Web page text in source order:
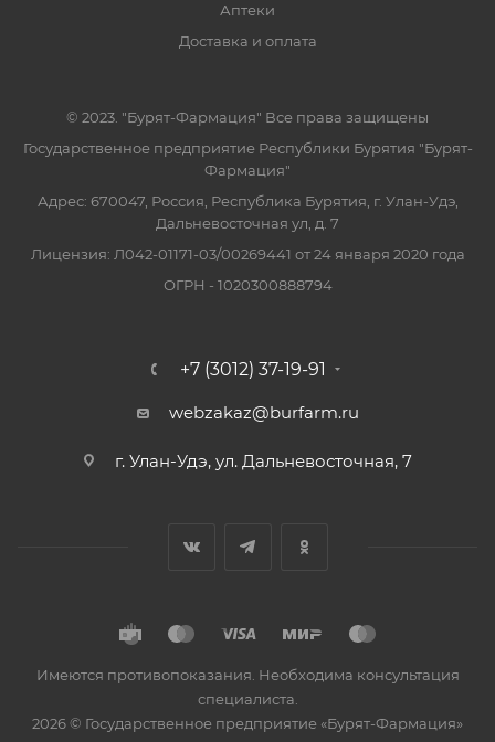
Аптеки
Доставка и оплата
© 2023. "Бурят-Фармация" Все права защищены
Государственное предприятие Республики Бурятия "Бурят-
Фармация"
Адрес: 670047, Россия, Республика Бурятия, г. Улан-Удэ,
Дальневосточная ул, д. 7
Лицензия: Л042-01171-03/00269441 от 24 января 2020 года
ОГРН - 1020300888794
+7 (3012) 37-19-91
webzakaz@burfarm.ru
г. Улан-Удэ, ул. Дальневосточная, 7
Имеются противопоказания. Необходима консультация
специалиста.
2026 © Государственное предприятие «Бурят-Фармация»